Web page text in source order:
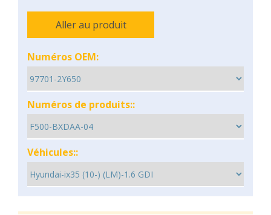
Aller au produit
Numéros OEM:
Numéros de produits::
Véhicules::